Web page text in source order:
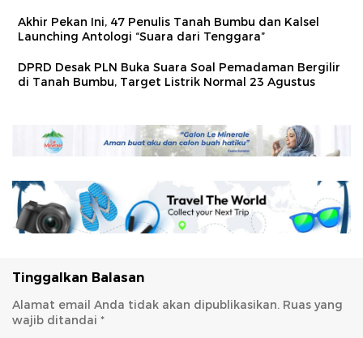
Akhir Pekan Ini, 47 Penulis Tanah Bumbu dan Kalsel
Launching Antologi “Suara dari Tenggara”
DPRD Desak PLN Buka Suara Soal Pemadaman Bergilir
di Tanah Bumbu, Target Listrik Normal 23 Agustus
Tinggalkan Balasan
Alamat email Anda tidak akan dipublikasikan. Ruas yang
wajib ditandai *